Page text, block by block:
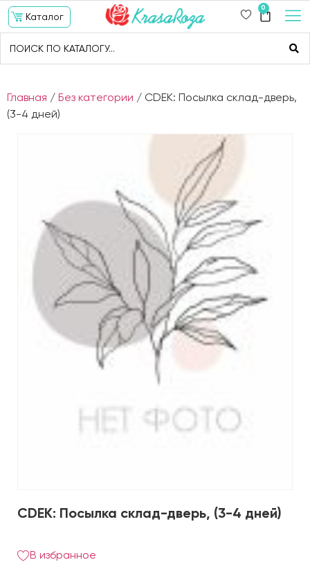
Каталог
0
Главная / Без категории / CDEK: Посылка склад-дверь,
(3-4 дней)
CDEK: Посылка склад-дверь, (3-4 дней)
В избранное